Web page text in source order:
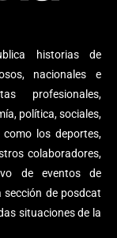
historias de
nacionales e
profesionales,
política, sociales,
los deportes,
colaboradores,
de eventos de
de posdcat
situaciones de la